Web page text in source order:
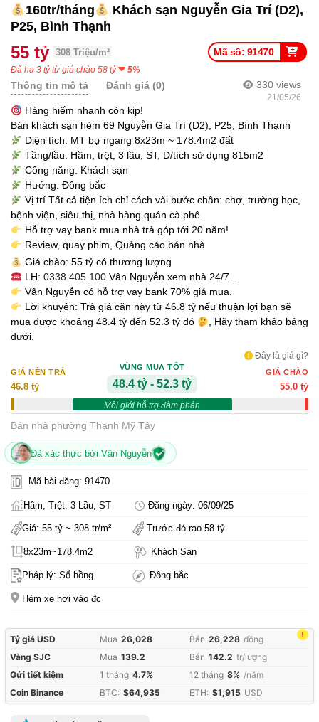
160tr/tháng
Khách sạn Nguyễn Gia Trí (D2),
P25, Bình Thạnh
Mã số: 91470
55 tỷ 308 Triệu/m²
Đã hạ 3 tỷ từ giá chào 58 tỷ 5%
330 views
21/05/26
Thông tin mô tả Đánh giá (0)
Hàng hiếm nhanh còn kịp!
Bán khách sạn hẻm 69 Nguyễn Gia Trí (D2), P25, Bình Thạnh
Diện tích: MT bự ngang 8x23m ~ 178.4m2 đất
Tầng/lầu: Hầm, trệt, 3 lầu, ST, D/tích sử dụng 815m2
Công năng: Khách sạn
Hướng: Đông bắc
Vị trí Tất cả tiện ích chỉ cách vài bước chân: chợ, trường học,
bệnh viện, siêu thị, nhà hàng quán cà phê..
Hỗ trợ vay bank mua nhà trả góp tới 20 năm!
Review, quay phim, Quảng cáo bán nhà
Giá chào: 55 tỷ có thương lượng
LH: 0338.405.100Vân Nguyễn xem nhà 24/7...
Vân Nguyễn có hỗ trợ vay bank 70% giá mua.
Lời khuyên: Trả giá căn này từ 46.8 tỷ nếu thuận lợi bạn sẽ
mua được khoảng 48.4 tỷ đến 52.3 tỷ đó
, Hãy tham khảo bảng
dưới.
Đây là giá gì?
GIÁ NÊN TRẢ
46.8 tỷ
VÙNG MUA TỐT
48.4 tỷ - 52.3 tỷ
Môi giới hỗ trợ đàm phán
GIÁ CHÀO
55.0 tỷ
Bán nhà phường Thạnh Mỹ Tây
Đã xác thực bởi Vân Nguyễn
Mã bài đăng: 91470
Hầm, Trệt, 3 Lầu, ST Đăng ngày: 06/09/25
Giá: 55 tỷ ~ 308 tr/m² Trước đó rao 58 tỷ
8x23m~178.4m2 Khách Sạn
Pháp lý: Sổ hồng Đông bắc
Hẻm xe hơi vào đc
!
Tỷ giá USD Mua 26,028 Bán 26,228 đồng
Vàng SJC
Mua 139.2 Bán 142.2 tr/lượng
Gửi tiết kiệm
1 tháng 4.7% 12 tháng 8% /năm
Coin Binance
BTC: $64,935 ETH: $1,915 USD